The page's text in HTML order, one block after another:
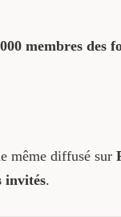
membres des
même diffusé sur
invités.